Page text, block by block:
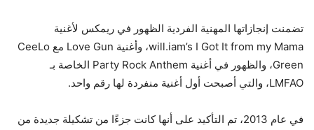
تضمنت إنجازاتها المهنية الفردية الظهور في ريمكس لأغنية
will.iam’s I Got It from my Mama، وأغنية Love Gun مع CeeLo
Green، والظهور في أغنية Party Rock Anthem الخاصة بـ
LMFAO، والتي أصبحت أول أغنية منفردة لها رقم واحد.
في عام 2013، تم التأكيد على أنها كانت جزءًا من تشكيلة جديدة من